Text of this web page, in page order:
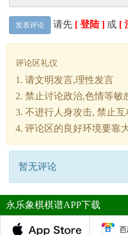
发表评论 请先 [ 登陆 ] 或 [
评论区礼仪
1. 请文明发言,理性发言
2. 禁止讨论政治,色情等敏
3. 不进行人身攻击, 禁止互
4. 评论区的良好环境要靠
暂无评论
永乐象棋棋谱APP下载